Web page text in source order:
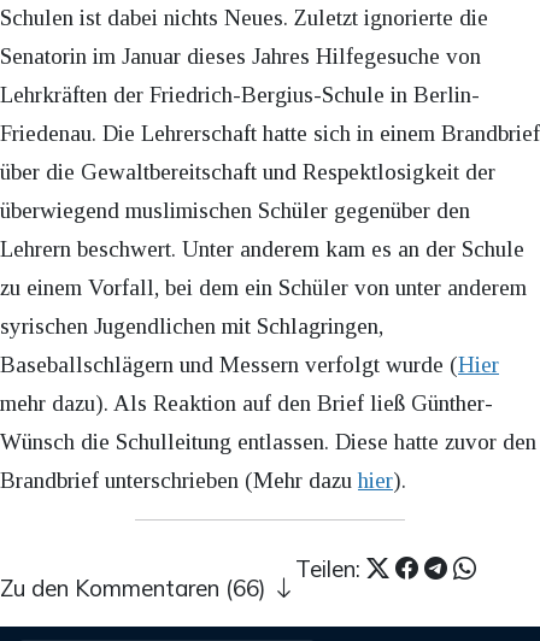
Schulen ist dabei nichts Neues. Zuletzt ignorierte die
Senatorin im Januar dieses Jahres Hilfegesuche von
Lehrkräften der Friedrich-Bergius-Schule in Berlin-
Friedenau. Die Lehrerschaft hatte sich in einem Brandbrief
über die Gewaltbereitschaft und Respektlosigkeit der
überwiegend muslimischen Schüler gegenüber den
Lehrern beschwert. Unter anderem kam es an der Schule
zu einem Vorfall, bei dem ein Schüler von unter anderem
syrischen Jugendlichen mit Schlagringen,
Baseballschlägern und Messern verfolgt wurde (Hier
mehr dazu). Als Reaktion auf den Brief ließ Günther-
Wünsch die Schulleitung entlassen. Diese hatte zuvor den
Brandbrief unterschrieben (Mehr dazuhier).
Teilen:
Zu den Kommentaren (66)